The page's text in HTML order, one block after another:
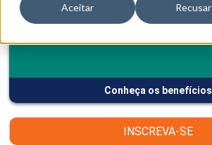
Aceitar Recusar
para o 2º semestre de 2026.
Conheça os benefícios
INSCREVA-SE